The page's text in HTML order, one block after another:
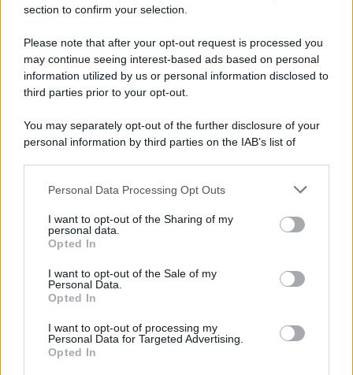
section to confirm your selection.
Please note that after your opt-out request is processed you
may continue seeing interest-based ads based on personal
information utilized by us or personal information disclosed to
third parties prior to your opt-out.
You may separately opt-out of the further disclosure of your
personal information by third parties on the IAB’s list of
This information may also be disclosed by us to third parties
disclose it to other third parties.
Please note that this website/app uses one or more Google
services and may gather and store information including but
not limited to your visit or usage behaviour. You may click to
grant or deny consent to Google and its third-party tags to
consent section.
Personal Data Processing Opt Outs
I want to opt-out of the Sharing of my
personal data.
Opted In
I want to opt-out of the Sale of my
Personal Data.
Opted In
I want to opt-out of processing my
Personal Data for Targeted Advertising.
Opted In
APPENA PUBBLICATI
Perché alcune maglie in cotone sono morbide e altre
Il mare è davvero più pulito alle 8 o alle 18? Ecco quando
Come pulire le foglie delle piante da appartamento dalla
Sbrinare il freezer in pochi minuti: perché 2 millimetri di
Deodoranti per l’estate: le paure sui sali d’alluminio sono
giustificate?